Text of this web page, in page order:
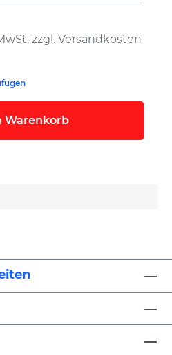
zzgl. Versandkosten
Warenkorb